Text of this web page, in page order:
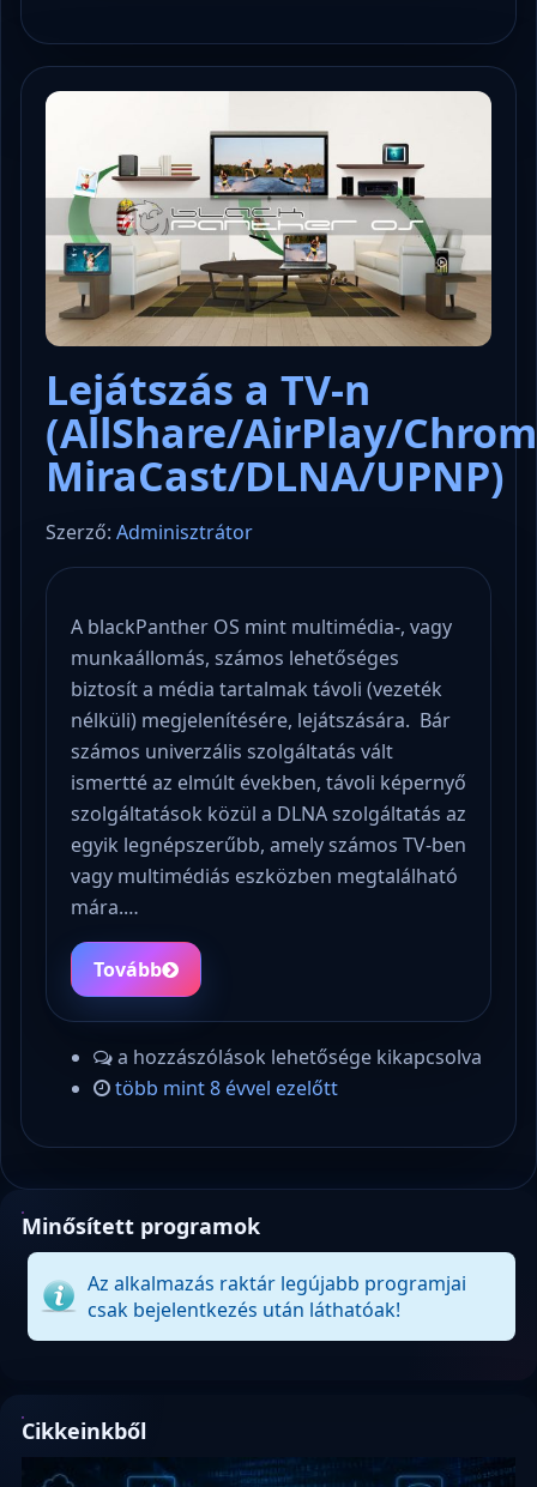
Lejátszás a TV-n
(AllShare/AirPlay/
MiraCast/DLNA/UPNP)
Szerző: Adminisztrátor
A blackPanther OS mint multimédia-, vagy
munkaállomás, számos lehetőséges
biztosít a média tartalmak távoli (vezeték
nélküli) megjelenítésére, lejátszására. Bár
számos univerzális szolgáltatás vált
ismertté az elmúlt években, távoli képernyő
szolgáltatások közül a DLNA szolgáltatás az
egyik legnépszerűbb, amely számos TV-ben
vagy multimédiás eszközben megtalálható
mára.…
Tovább
a hozzászólások lehetősége kikapcsolva
több mint 8 évvel ezelőtt
Minősített programok
Az alkalmazás raktár legújabb programjai
csak bejelentkezés után láthatóak!
Cikkeinkből